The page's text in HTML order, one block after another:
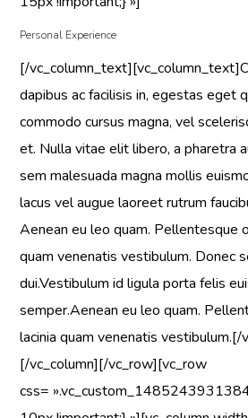
Personal Experience
[/
dapibus ac facilisis in, egestas eget
commodo cursus magna, vel
et. Nulla vitae elit libero, a pharetra
sem malesuada magna mollis
lacus vel augue laoreet rutrum
Aenean eu leo quam. Pellentesque
quam venenatis vestibulum. Donec
dui.Vestibulum id ligula porta felis
semper.Aenean eu leo quam.
lacinia quam venenatis
[/vc_column][/vc_row][vc_row
css=